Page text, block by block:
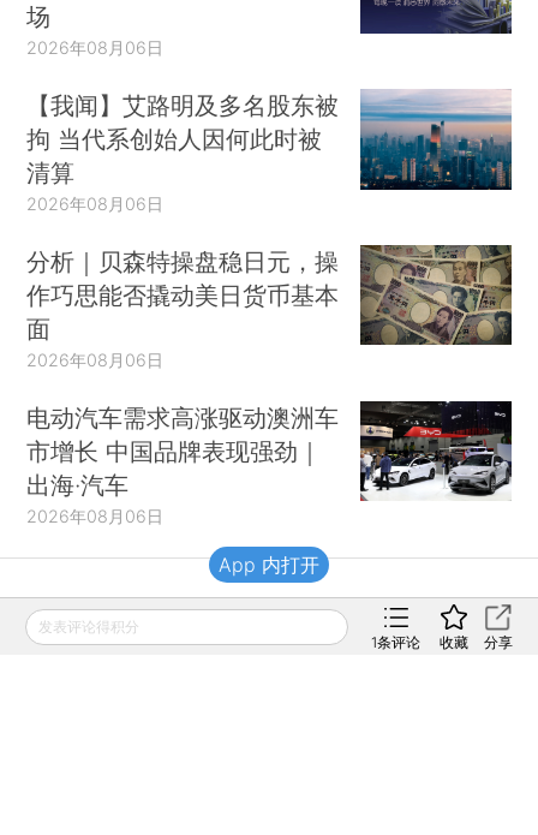
场
2026年08月06日
【我闻】艾路明及多名股东被
拘 当代系创始人因何此时被
清算
2026年08月06日
分析｜贝森特操盘稳日元，操
作巧思能否撬动美日货币基本
面
2026年08月06日
电动汽车需求高涨驱动澳洲车
市增长 中国品牌表现强劲｜
出海·汽车
2026年08月06日
财新移动
发表评论得积分
1条评论 收藏 分享
App 内打开